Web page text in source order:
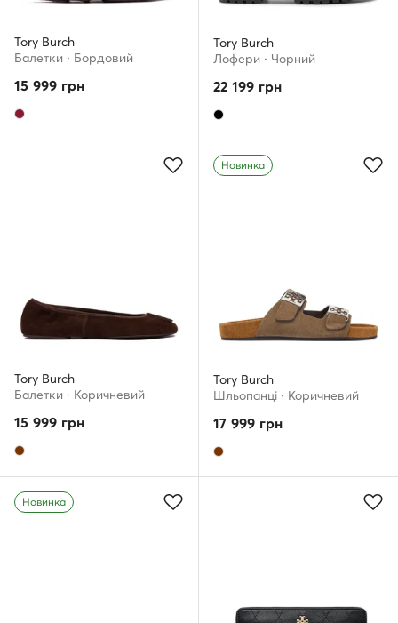
Tory Burch
Балетки · Бордовий
15 999 грн
Tory Burch
Лофери · Чорний
22 199 грн
Tory Burch
Балетки · Коричневий
15 999 грн
Новинка
Tory Burch
Шльопанці · Коричневий
17 999 грн
Новинка